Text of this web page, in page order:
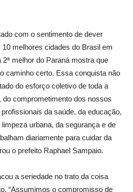
com o sentimento de dever
melhores cidades do Brasil em
melhor do Paraná mostra que
caminho certo. Essa conquista não
do esforço coletivo de toda a
comprometimento dos nossos
da saúde, da educação,
urbana, da segurança e de
diariamente para cuidar da
o prefeito Raphael Sampaio.
a seriedade no trato da coisa
“Assumimos o compromisso de